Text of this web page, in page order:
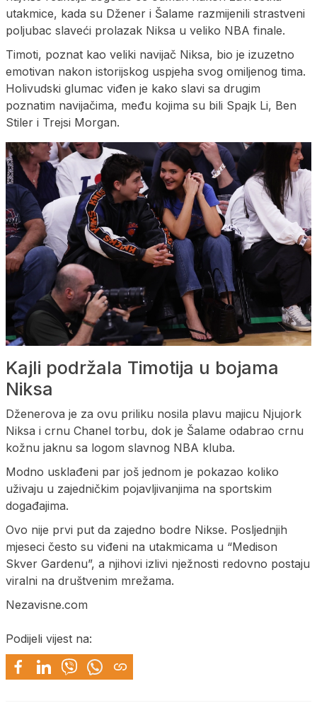
utakmice, kada su Džener i Šalame razmijenili strastveni
poljubac slaveći prolazak Niksa u veliko NBA finale.
Timoti, poznat kao veliki navijač Niksa, bio je izuzetno
emotivan nakon istorijskog uspjeha svog omiljenog tima.
Holivudski glumac viđen je kako slavi sa drugim
poznatim navijačima, među kojima su bili Spajk Li, Ben
Stiler i Trejsi Morgan.
Kajli podržala Timotija u bojama
Niksa
Dženerova je za ovu priliku nosila plavu majicu Njujork
Niksa i crnu Chanel torbu, dok je Šalame odabrao crnu
kožnu jaknu sa logom slavnog NBA kluba.
Modno usklađeni par još jednom je pokazao koliko
uživaju u zajedničkim pojavljivanjima na sportskim
događajima.
Ovo nije prvi put da zajedno bodre Nikse. Posljednjih
mjeseci često su viđeni na utakmicama u “Medison
Skver Gardenu”, a njihovi izlivi nježnosti redovno postaju
viralni na društvenim mrežama.
Nezavisne.com
Podijeli vijest na: